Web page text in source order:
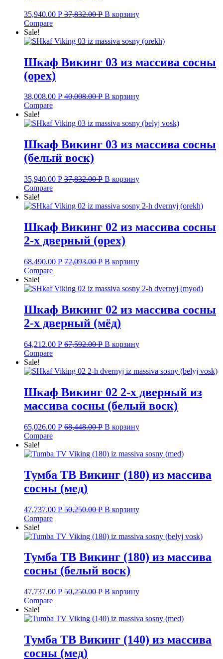
35,940.00 Р 37,832.00Р В корзину
Compare
Sale!
Шкаф Викинг 03 из массива сосны
(орех)
38,008.00 Р 40,008.00Р В корзину
Compare
Sale!
Шкаф Викинг 03 из массива сосны
(белый воск)
35,940.00 Р 37,832.00Р В корзину
Compare
Sale!
Шкаф Викинг 02 из массива сосны
2-х дверный (орех)
68,490.00 Р 72,093.00Р В корзину
Compare
Sale!
Шкаф Викинг 02 из массива сосны
2-х дверный (мёд)
64,212.00 Р 67,592.00Р В корзину
Compare
Sale!
Шкаф Викинг 02 2-х дверный из
массива сосны (белый воск)
65,026.00 Р 68,448.00Р В корзину
Compare
Sale!
Тумба ТВ Викинг (180) из массива
сосны (мед)
47,737.00 Р 50,250.00Р В корзину
Compare
Sale!
Тумба ТВ Викинг (180) из массива
сосны (белый воск)
47,737.00 Р 50,250.00Р В корзину
Compare
Sale!
Тумба ТВ Викинг (140) из массива
сосны (мед)